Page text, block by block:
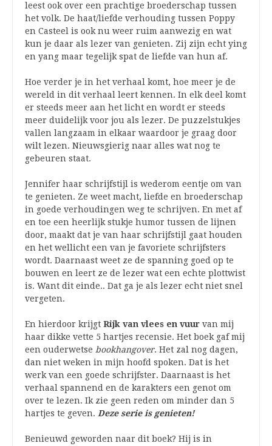
leest ook over een prachtige broederschap tussen
het volk. De haat/liefde verhouding tussen Poppy
en Casteel is ook nu weer ruim aanwezig en wat
kun je daar als lezer van genieten. Zij zijn echt ying
en yang maar tegelijk spat de liefde van hun af.
Hoe verder je in het verhaal komt, hoe meer je de
wereld in dit verhaal leert kennen. In elk deel komt
er steeds meer aan het licht en wordt er steeds
meer duidelijk voor jou als lezer. De puzzelstukjes
vallen langzaam in elkaar waardoor je graag door
wilt lezen. Nieuwsgierig naar alles wat nog te
gebeuren staat.
Jennifer haar schrijfstijl is wederom eentje om van
te genieten. Ze weet macht, liefde en broederschap
in goede verhoudingen weg te schrijven. En met af
en toe een heerlijk stukje humor tussen de lijnen
door, maakt dat je van haar schrijfstijl gaat houden
en het wellicht een van je favoriete schrijfsters
wordt. Daarnaast weet ze de spanning goed op te
bouwen en leert ze de lezer wat een echte plottwist
is. Want dit einde.. Dat ga je als lezer echt niet snel
vergeten.
En hierdoor krijgt Rijk van vlees en vuur van mij
haar dikke vette 5 hartjes recensie. Het boek gaf mij
een ouderwetse bookhangover. Het zal nog dagen,
dan niet weken in mijn hoofd spoken. Dat is het
werk van een goede schrijfster. Daarnaast is het
verhaal spannend en de karakters een genot om
over te lezen. Ik zie geen reden om minder dan 5
hartjes te geven. Deze serie is genieten!
Benieuwd geworden naar dit boek? Hij is in